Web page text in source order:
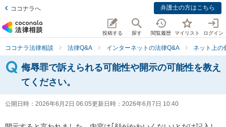
ココナラへ 弁護士の方はこちら
投稿する 探す 閲覧履歴 マイリスト ログイン
ココナラ法律相談 法律Q&A インターネットの法律Q&A ネット上の
侮辱罪で訴えられる可能性や開示の可能性を教え
てください。
公開日時： 2026年6月2日 06:05更新日時： 2026年6月7日 10:40